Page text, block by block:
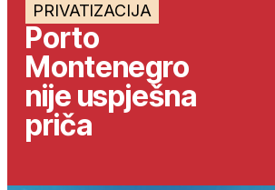
PRIVATIZACIJA
Porto
Montenegro
nije uspješna
priča